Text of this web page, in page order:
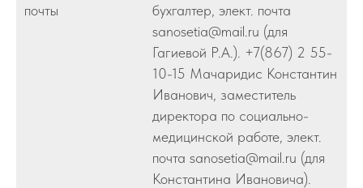
почты
бухгалтер, элект. почта
sanosetia@mail.ru (для
Гагиевой Р.А.). +7(867) 2 55-
10-15 Мачаридис Константин
Иванович, заместитель
директора по социально-
медицинской работе, элект.
почта sanosetia@mail.ru (для
Константина Ивановича).